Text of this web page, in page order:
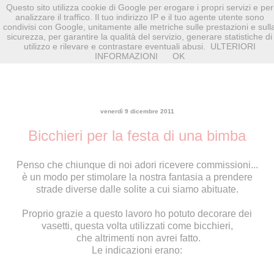
venerdì 9 dicembre 2011
Bicchieri per la festa di una bimba
Penso che chiunque di noi adori ricevere commissioni...
è un modo per stimolare la nostra fantasia a prendere
strade diverse dalle solite a cui siamo abituate.
Proprio grazie a questo lavoro ho potuto decorare dei
vasetti, questa volta utilizzati come bicchieri,
che altrimenti non avrei fatto.
Le indicazioni erano:
Questo sito utilizza cookie di Google per erogare i propri servizi e per
analizzare il traffico. Il tuo indirizzo IP e il tuo agente utente sono
condivisi con Google, unitamente alle metriche sulle prestazioni e
sicurezza, per garantire la qualità del servizio, generare statistiche di
utilizzo e rilevare e contrastare eventuali abusi.
ULTERIORI
INFORMAZIONI
OK